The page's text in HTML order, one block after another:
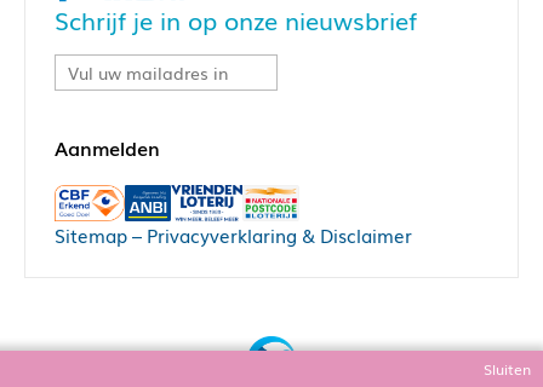
Schrijf je in op onze nieuwsbrief
Sitemap– Privacyverklaring & Disclaimer
Sluiten